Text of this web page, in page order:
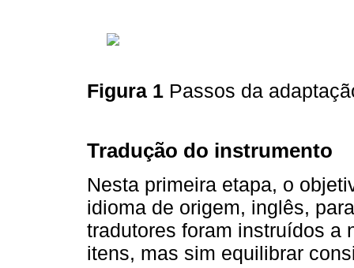
Figura 1 Passos da
Tradução do instrumento
Nesta primeira etapa, o
idioma de origem, inglês,
tradutores foram instruídos a
itens, mas sim equilibrar